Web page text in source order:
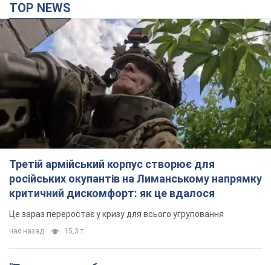
TOP NEWS
Третій армійський корпус створює для
російських окупантів на Лиманському напрямку
критичний дискомфорт: як це вдалося
Це зараз переростає у кризу для всього угруповання
час назад 15,3 т.